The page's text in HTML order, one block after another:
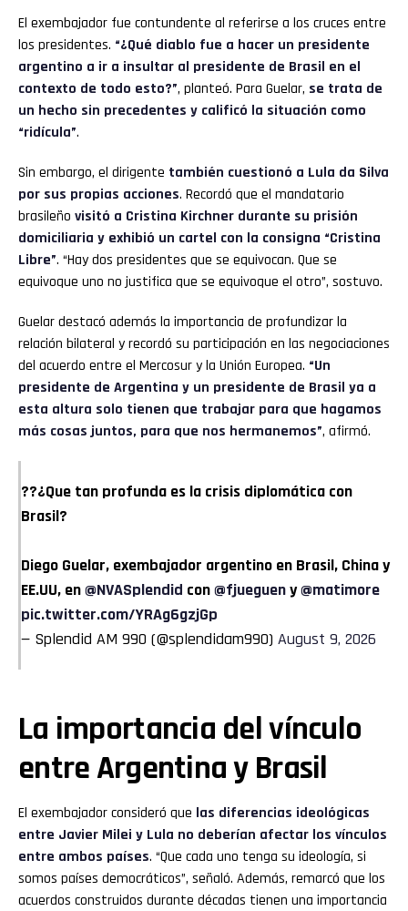
El exembajador fue contundente al referirse a los cruces entre
los presidentes. “¿Qué diablo fue a hacer un presidente
argentino a ir a insultar al presidente de Brasil en el
contexto de todo esto?”, planteó. Para Guelar, se trata de
un hecho sin precedentes y calificó la situación como
“ridícula”.
Sin embargo, el dirigente también cuestionó a Lula da Silva
por sus propias acciones. Recordó que el mandatario
brasileño visitó a Cristina Kirchner durante su prisión
domiciliaria y exhibió un cartel con la consigna “Cristina
Libre”. “Hay dos presidentes que se equivocan. Que se
equivoque uno no justifica que se equivoque el otro”, sostuvo.
Guelar destacó además la importancia de profundizar la
relación bilateral y recordó su participación en las negociaciones
del acuerdo entre el Mercosur y la Unión Europea. “Un
presidente de Argentina y un presidente de Brasil ya a
esta altura solo tienen que trabajar para que hagamos
más cosas juntos, para que nos hermanemos”, afirmó.
??¿Que tan profunda es la crisis diplomática con
Brasil?
Diego Guelar, exembajador argentino en Brasil, China y
EE.UU, en@NVASplendid con@fjuegueny@matimore
pic.twitter.com/YRAg6gzjGp
— Splendid AM 990 (@splendidam990) August 9, 2026
La importancia del vínculo
entre Argentina y Brasil
El exembajador consideró que las diferencias ideológicas
entre Javier Milei y Lula no deberían afectar los vínculos
entre ambos países. “Que cada uno tenga su ideología, si
somos países democráticos”, señaló. Además, remarcó que los
acuerdos construidos durante décadas tienen una importancia